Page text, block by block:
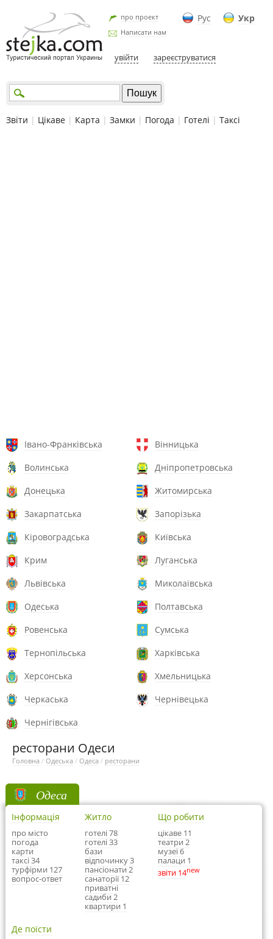
Рус Укр
про проект
Написати нам
увійти зареєструватися
Звіти | Цікаве | Карта | Замки | Погода | Готелі | Таксі
Івано-Франківська
Вінницька
Волинська
Дніпропетровська
Донецька
Житомирська
Закарпатська
Запорізька
Кіровоградська
Київська
Крим
Луганська
Львівська
Миколаївська
Одеська
Полтавська
Ровенська
Сумська
Тернопільська
Харківська
Херсонська
Хмельницька
Черкаська
Чернівецька
Чернігівська
ресторани Одеси
Головна / Одеська / Одеса / ресторани
Одеса
Інформація
про місто
погода
карти
таксі 34
турфірми 127
вопрос-ответ
Житло
готелі 78
готелі 33
бази
відпочинку 3
пансіонати 2
санаторії 12
приватні
садиби 2
квартири 1
Що робити
цікаве 11
театри 2
музеї 6
палаци 1
звіти 14new
Де поїсти